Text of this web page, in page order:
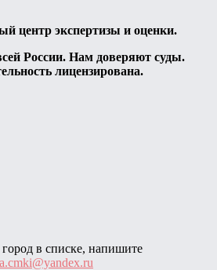
центр экспертизы и оценки.
России. Нам доверяют суды.
лицензирована.
в списке, напишите